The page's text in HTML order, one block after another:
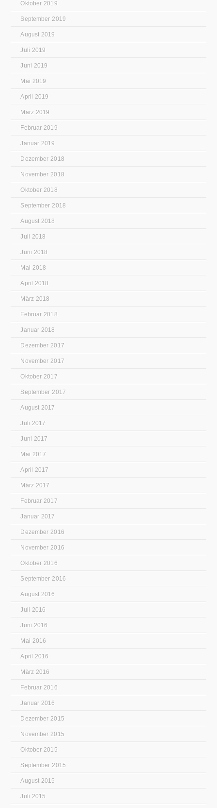
Oktober 2019
September 2019
August 2019
Juli 2019
Juni 2019
Mai 2019
April 2019
März 2019
Februar 2019
Januar 2019
Dezember 2018
November 2018
Oktober 2018
September 2018
August 2018
Juli 2018
Juni 2018
Mai 2018
April 2018
März 2018
Februar 2018
Januar 2018
Dezember 2017
November 2017
Oktober 2017
September 2017
August 2017
Juli 2017
Juni 2017
Mai 2017
April 2017
März 2017
Februar 2017
Januar 2017
Dezember 2016
November 2016
Oktober 2016
September 2016
August 2016
Juli 2016
Juni 2016
Mai 2016
April 2016
März 2016
Februar 2016
Januar 2016
Dezember 2015
November 2015
Oktober 2015
September 2015
August 2015
Juli 2015